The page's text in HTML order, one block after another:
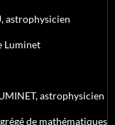
astrophysicien
Luminet
astrophysicien
de mathématiques